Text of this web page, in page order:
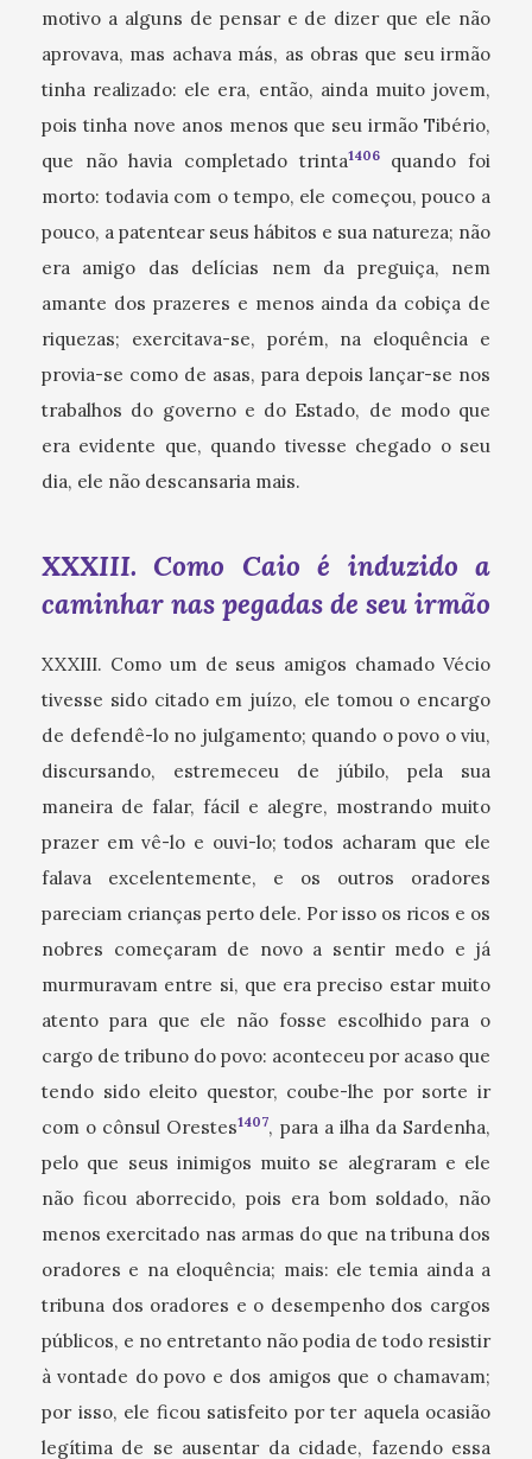
motivo a alguns de pensar e de dizer que ele não
aprovava, mas achava más, as obras que seu irmão
tinha realizado: ele era, então, ainda muito jovem,
pois tinha nove anos menos que seu irmão Tibério,
que não havia completado trinta1406quando foi
morto: todavia com o tempo, ele começou, pouco a
pouco, a patentear seus hábitos e sua natureza; não
era amigo das delícias nem da preguiça, nem
amante dos prazeres e menos ainda da cobiça de
riquezas; exercitava-se, porém, na eloquência e
provia-se como de asas, para depois lançar-se nos
trabalhos do governo e do Estado, de modo que
era evidente que, quando tivesse chegado o seu
dia, ele não descansaria mais.
XXXIII. Como Caio é induzido a
caminhar nas pegadas de seu irmão
XXXIII. Como um de seus amigos chamado Vécio
tivesse sido citado em juízo, ele tomou o encargo
de defendê-lo no julgamento; quando o povo o viu,
discursando, estremeceu de júbilo, pela sua
maneira de falar, fácil e alegre, mostrando muito
prazer em vê-lo e ouvi-lo; todos acharam que ele
falava excelentemente, e os outros oradores
pareciam crianças perto dele. Por isso os ricos e os
nobres começaram de novo a sentir medo e já
murmuravam entre si, que era preciso estar muito
atento para que ele não fosse escolhido para o
cargo de tribuno do povo: aconteceu por acaso que
tendo sido eleito questor, coube-lhe por sorte ir
com o cônsul Orestes1407, para a ilha da Sardenha,
pelo que seus inimigos muito se alegraram e ele
não ficou aborrecido, pois era bom soldado, não
menos exercitado nas armas do que na tribuna dos
oradores e na eloquência; mais: ele temia ainda a
tribuna dos oradores e o desempenho dos cargos
públicos, e no entretanto não podia de todo resistir
à vontade do povo e dos amigos que o chamavam;
por isso, ele ficou satisfeito por ter aquela ocasião
legítima de se ausentar da cidade, fazendo essa